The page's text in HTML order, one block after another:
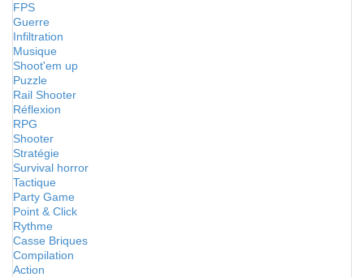
FPS
Guerre
Infiltration
Musique
Shoot'em up
Puzzle
Rail Shooter
Réflexion
RPG
Shooter
Stratégie
Survival horror
Tactique
Party Game
Point & Click
Rythme
Casse Briques
Compilation
Action